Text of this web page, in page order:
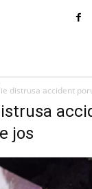
distrusa accident
jos